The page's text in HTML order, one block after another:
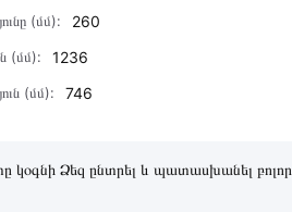
(մմ): 260
(մմ): 1236
(մմ): 746
կօգնի Ձեզ ընտրել և պատասխանել բոլոր